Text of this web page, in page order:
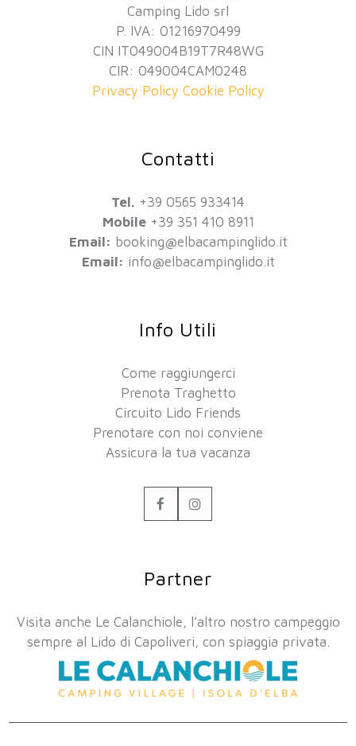
Camping Lido srl
P. IVA: 01216970499
CIN IT049004B19T7R48WG
CIR: 049004CAM0248
Privacy Policy Cookie Policy
Contatti
Tel. +39 0565 933414
Mobile +39 351 410 8911
Email: booking@elbacampinglido.it
Email: info@elbacampinglido.it
Info Utili
Come raggiungerci
Prenota Traghetto
Circuito Lido Friends
Prenotare con noi conviene
Assicura la tua vacanza
FacebookInstagram
Partner
Visita anche Le Calanchiole, l’altro nostro campeggio
sempre al Lido di Capoliveri, con spiaggia privata.